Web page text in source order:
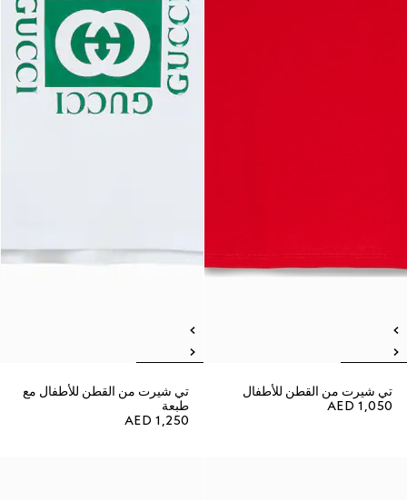
تي شيرت من القطن للأطفال
AED 1,050
تي شيرت من القطن للأطفال مع
طبعة
AED 1,250